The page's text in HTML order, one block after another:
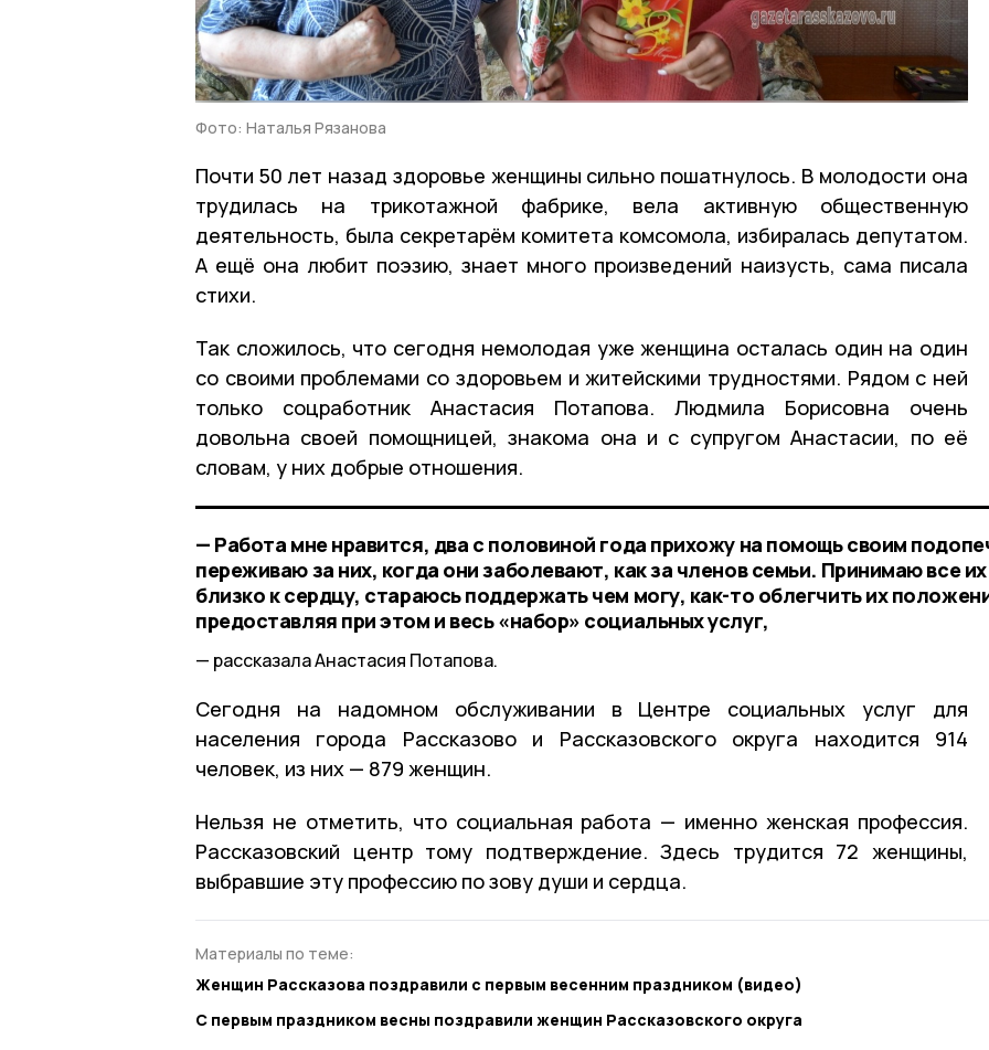
Фото: Наталья Рязанова
Почти 50 лет назад здоровье женщины сильно пошатнулось. В молодости она
трудилась на трикотажной фабрике, вела активную общественную
деятельность, была секретарём комитета комсомола, избиралась депутатом.
А ещё она любит поэзию, знает много произведений наизусть, сама писала
стихи.
Так сложилось, что сегодня немолодая уже женщина осталась один на один
со своими проблемами со здоровьем и житейскими трудностями. Рядом с ней
только соцработник Анастасия Потапова. Людмила Борисовна очень
довольна своей помощницей, знакома она и с супругом Анастасии, по её
словам, у них добрые отношения.
— Работа мне нравится, два с половиной года прихожу на помощь своим
переживаю за них, когда они заболевают, как за членов семьи. Принимаю все
близко к сердцу, стараюсь поддержать чем могу, как-то облегчить их
предоставляя при этом и весь «набор» социальных услуг,
рассказала Анастасия Потапова.
Сегодня на надомном обслуживании в Центре социальных услуг для
населения города Рассказово и Рассказовского округа
находится 914
человек, из них — 879 женщин.
Нельзя не отметить, что социальная работа — именно женская профессия.
Рассказовский центр тому подтверждение. Здесь трудится 72 женщины,
выбравшие эту профессию по зову души и сердца.
Материалы по теме:
Женщин Рассказова поздравили с первым весенним праздником (видео)
С первым праздником весны поздравили женщин Рассказовского округа